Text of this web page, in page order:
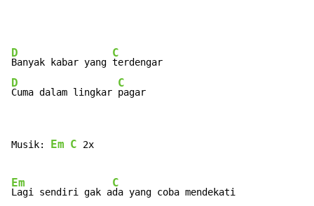
D
Banyak kabar yang
C
D
Cuma dalam lingkar
C
pagar
Musik: Em C 2x
Em
Lagi sendiri gak a
C